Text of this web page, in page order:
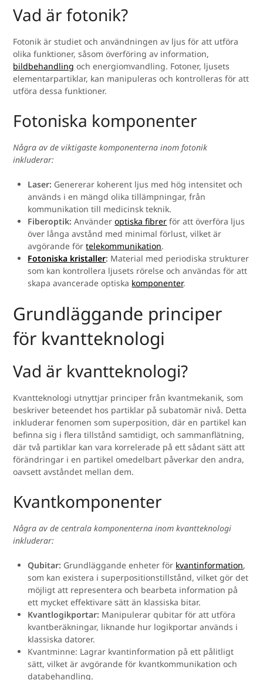
Vad är fotonik?
Fotonik är studiet och användningen av ljus för att utföra
olika funktioner, såsom överföring av information,
bildbehandling och energiomvandling. Fotoner, ljusets
elementarpartiklar, kan manipuleras och kontrolleras för att
utföra dessa funktioner.
Fotoniska komponenter
Några av de viktigaste komponenterna inom fotonik
inkluderar:
Laser: Genererar koherent ljus med hög intensitet och
används i en mängd olika tillämpningar, från
kommunikation till medicinsk teknik.
Fiberoptik: Använderoptiska fibrer för att överföra ljus
över långa avstånd med minimal förlust, vilket är
avgörande förtelekommunikation.
Fotoniska kristaller: Material med periodiska strukturer
som kan kontrollera ljusets rörelse och användas för att
skapa avancerade optiska komponenter.
Grundläggande principer
för kvantteknologi
Vad är kvantteknologi?
Kvantteknologi utnyttjar principer från kvantmekanik, som
beskriver beteendet hos partiklar på subatomär nivå. Detta
inkluderar fenomen som superposition, där en partikel kan
befinna sig i flera tillstånd samtidigt, och sammanflätning,
där två partiklar kan vara korrelerade på ett sådant sätt att
förändringar i en partikel omedelbart påverkar den andra,
oavsett avståndet mellan dem.
Kvantkomponenter
Några av de centrala komponenterna inom kvantteknologi
inkluderar:
Qubitar: Grundläggande enheter för kvantinformation,
som kan existera i superpositionstillstånd, vilket gör det
möjligt att representera och bearbeta information på
ett mycket effektivare sätt än klassiska bitar.
Kvantlogikportar: Manipulerar qubitar för att utföra
kvantberäkningar, liknande hur logikportar används i
klassiska datorer.
Kvantminne: Lagrar kvantinformation på ett pålitligt
sätt, vilket är avgörande för kvantkommunikation och
databehandling.